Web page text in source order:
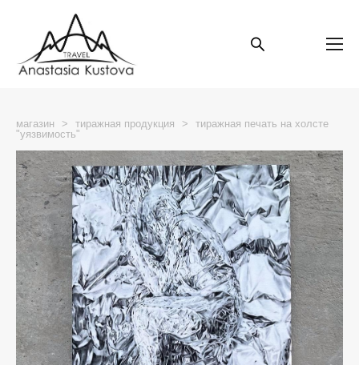
магазин > тиражная продукция >
тиражная печать на холсте
"уязвимость"